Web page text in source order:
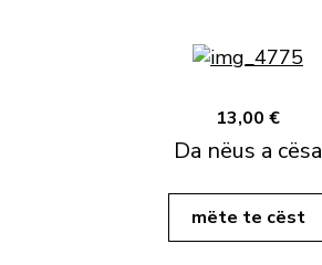
13,00 €
Da nëus a cësa
mëte te cëst